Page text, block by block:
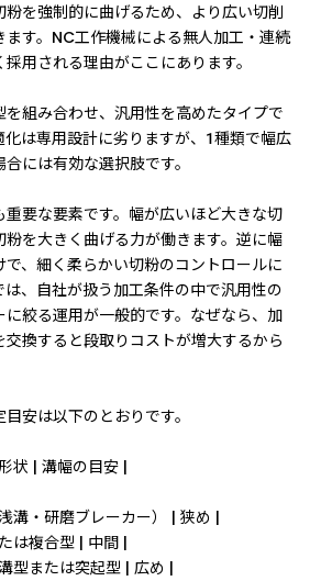
を強制的に曲げるため、より広い切削
す。NC工作機械による無人加工・連続
用される理由がここにあります。
組み合わせ、汎用性を高めたタイプで
は専用設計に劣りますが、1種類で幅広
には有効な選択肢です。
要な要素です。幅が広いほど大きな切
を大きく曲げる力が働きます。逆に幅
、細く柔らかい切粉のコントロールに
、自社が扱う加工条件の中で汎用性の
に絞る運用が一般的です。なぜなら、加
換すると段取りコストが増大するから
安は以下のとおりです。
状 | 溝幅の目安 |
溝・研磨ブレーカー） | 狭め |
は複合型 | 中間 |
型または突起型 | 広め |